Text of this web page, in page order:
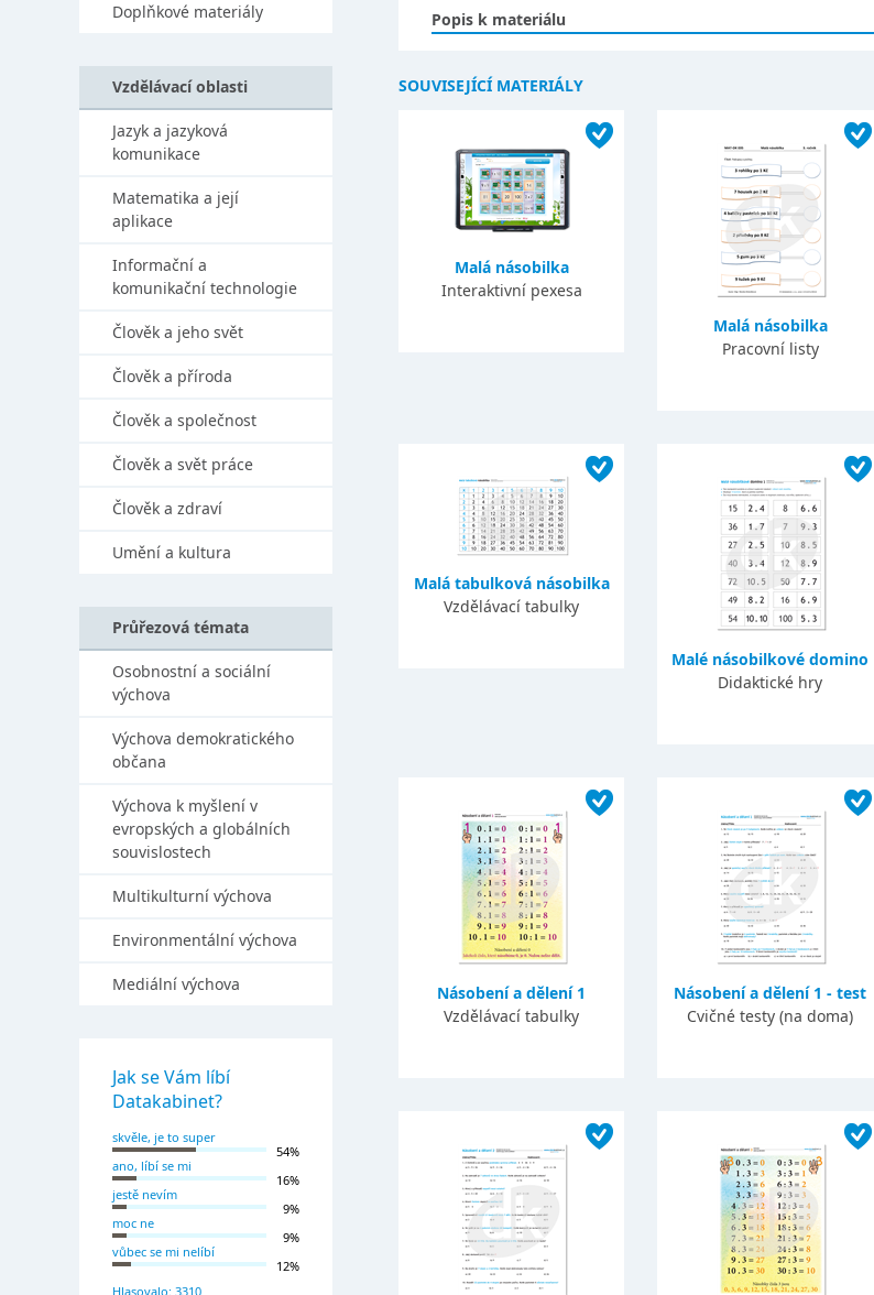
Popis k materiálu
SOUVISEJÍCÍ MATERIÁLY
Malá násobilka
Interaktivní pexesa
Malá násobilka
Pracovní listy
Malá tabulková násobilka
Vzdělávací tabulky
Malé násobilkové domino
Didaktické hry
Násobení a dělení 1
Vzdělávací tabulky
Násobení a dělení 1 - test
Cvičné testy (na doma)
Doplňkové materiály
Vzdělávací oblasti
Jazyk a jazyková
komunikace
Matematika a její
aplikace
Informační a
komunikační technologie
Člověk a jeho svět
Člověk a příroda
Člověk a společnost
Člověk a svět práce
Člověk a zdraví
Umění a kultura
Průřezová témata
Osobnostní a sociální
výchova
Výchova demokratického
občana
Výchova k myšlení v
evropských a globálních
souvislostech
Multikulturní výchova
Environmentální výchova
Mediální výchova
Jak se Vám líbí
Datakabinet?
skvěle, je to super
54%
ano, líbí se mi
16%
jestě nevím
9%
moc ne
9%
vůbec se mi nelíbí
12%
Hlasovalo: 3310